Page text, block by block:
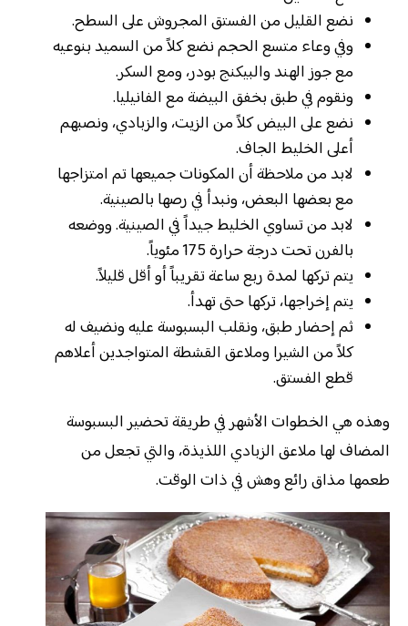
نضع القليل من الفستق المجروش على السطح.
وفي وعاء متسع الحجم نضع كلاً من السميد بنوعيه
مع جوز الهند والبيكنج بودر، ومع السكر.
ونقوم في طبق بخفق البيضة مع الفانيليا.
نضع على البيض كلاً من الزيت، والزبادي، ونصبهم
أعلى الخليط الجاف.
لابد من ملاحظة أن المكونات جميعها تم امتزاجها
مع بعضها البعض، ونبدأ في رصها بالصينية.
لابد من تساوي الخليط جيداً في الصينية. ووضعه
بالفرن تحت درجة حرارة 175 مئوياً.
يتم تركها لمدة ربع ساعة تقريباً أو أقل قليلاً.
يتم إخراجها، تركها حتى تهدأ.
ثم إحضار طبق، ونقلب البسبوسة عليه ونضيف له
كلاً من الشيرا وملاعق القشطة المتواجدين أعلاهم
قطع الفستق.
وهذه هي الخطوات الأشهر في طريقة تحضير البسبوسة
المضاف لها ملاعق الزبادي اللذيذة، والتي تجعل من
طعمها مذاق رائع وهش في ذات الوقت.